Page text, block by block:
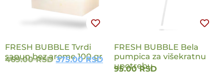
FRESH BUBBLE Tvrdi
sapun bez arome 100 gr
469.00RSD 375.00RSD
FRESH BUBBLE Bela
pumpica za višekratnu
upotrebu
95.00RSD